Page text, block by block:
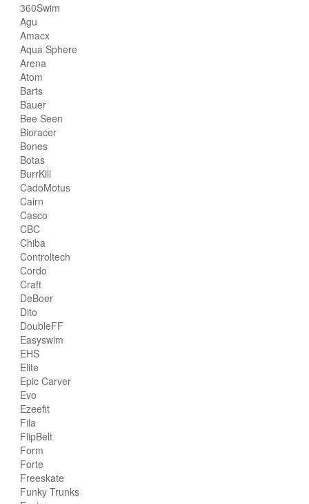
360Swim
Agu
Amacx
Aqua Sphere
Arena
Atom
Barts
Bauer
Bee Seen
Bioracer
Bones
Botas
BurrKill
CadoMotus
Cairn
Casco
CBC
Chiba
Controltech
Cordo
Craft
DeBoer
Dito
DoubleFF
Easyswim
EHS
Elite
Epic Carver
Evo
Ezeefit
Fila
FlipBelt
Form
Forte
Freeskate
Funky Trunks